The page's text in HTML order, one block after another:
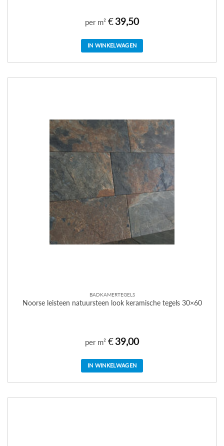
per m² €39,50
IN WINKELWAGEN
BADKAMERTEGELS
Noorse leisteen natuursteen look keramische tegels 30×60
per m² €39,00
IN WINKELWAGEN